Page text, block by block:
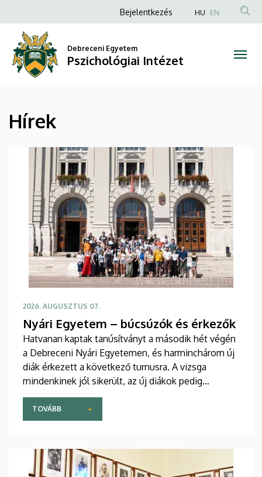
Pszichológiai
Intézet
a
tartalomra
Anonim
fiók
menüje
Bejelentkezés HU EN
Debreceni Egyetem
Pszichológiai Intézet
Hírek
2026. AUGUSZTUS 07.
Nyári Egyetem – búcsúzók és érkezők
Hatvanan kaptak tanúsítványt a második hét végén
a Debreceni Nyári Egyetemen, és harminchárom új
diák érkezett a következő turnusra. A vizsga
mindenkinek jól sikerült, az új diákok pedig
sikeresen beilleszkedtek a csoportokba, ahol
továbbra is szorgalmasan tanulják a magyar
nyelvet.
TOVÁBB